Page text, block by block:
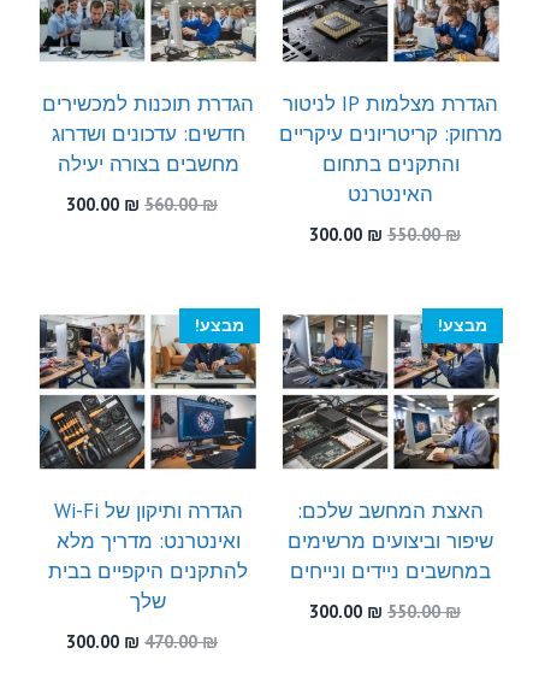
הגדרת מצלמות IP לניטור
מרחוק: קריטריונים עיקריים
והתקנים בתחום
האינטרנט
550.00₪
המחיר
550.00 ₪.
300.00 ₪
300.00 ₪.
הגדרת תוכנות למכשירים
חדשים: עדכונים ושדרוג
מחשבים בצורה יעילה
560.00₪
המחיר
300.00 ₪
המחיר
מבצע!
האצת המחשב שלכם:
שיפור וביצועים מרשימים
במחשבים ניידים ונייחים
550.00₪
המחיר
300.00 ₪
מבצע!
הגדרה ותיקון של Wi-Fi
ואינטרנט: מדריך מלא
להתקנים היקפיים בבית
שלך
470.00₪
המחיר
300.00 ₪
המחיר